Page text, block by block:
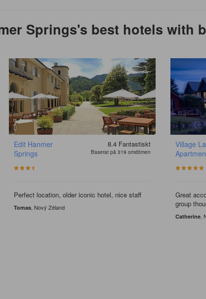
Springs's best hotels with
Edit Hanmer
Springs
8.4 Fantastiskt
Baserat på 319 omdömen
Perfect location, older iconic hotel, nice staff
Tomas , Nový Zéland
Village
Great
group
Catherine,